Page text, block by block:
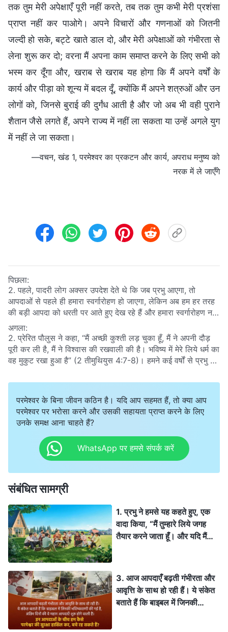
तक तुम मेरी अपेक्षाएँ पूरी नहीं करते, तब तक तुम कभी मेरी प्रशंसा
प्राप्त नहीं कर पाओगे। अपने विचारों और गणनाओं को जितनी
जल्दी हो सके, बट्टे खाते डाल दो, और मेरी अपेक्षाओं को गंभीरता से
लेना शुरू कर दो; वरना मैं अपना काम समाप्त करने के लिए सभी को
भस्म कर दूँगा और, खराब से खराब यह होगा कि मैं अपने वर्षों के
कार्य और पीड़ा को शून्य में बदल दूँ, क्योंकि मैं अपने शत्रुओं और उन
लोगों को, जिनसे बुराई की दुर्गंध आती है और जो अब भी वही पुराने
शैतान जैसे लगते हैं, अपने राज्य में नहीं ला सकता या उन्हें अगले युग
में नहीं ले जा सकता।
—वचन, खंड 1, परमेश्वर का प्रकटन और कार्य, अपराध मनुष्य को
नरक में ले जाएँगे
पिछला:
2. पहले, पादरी लोग अक्सर उपदेश देते थे कि जब प्रभु आएगा, तो
आपदाओं से पहले ही हमारा स्वर्गारोहण हो जाएगा, लेकिन अब हम हर तरह
की बड़ी आपदा को धरती पर आते हुए देख रहे हैं और हमारा स्वर्गारोहण नहीं
हुआ है। पादरियों का कहना है कि हमारे स्वर्गारोहण के नहीं होने का मतलब
है कि प्रभु अभी तक लौटा नहीं है, कि आपदाओं के बीच प्रभु हमारे सामने
प्रकट होगा, और हम आपदाओं के दौरान स्वर्गारोहण करेंगे। मुझे समझ में
नहीं आता : क्या हमारा स्वर्गारोहण आपदाओं से पहले किया जाएगा, या
उनके दौरान?
अगला:
2. प्रेरित पौलुस ने कहा, “मैं अच्छी कुश्ती लड़ चुका हूँ, मैं ने अपनी दौड़
पूरी कर ली है, मैं ने विश्‍वास की रखवाली की है। भविष्य में मेरे लिये धर्म का
वह मुकुट रखा हुआ है” (2 तीमुथियुस 4:7-8) । हमने कई वर्षों से प्रभु पर
काम करने में पौलुस का अनुकरण किया है। हमने सुसमाचार का प्रसार
और कलीसियाओं का निर्माण किया है, और हम प्रभु के नाम और प्रभु के
मार्ग के प्रति एकनिष्ठ रहे हैं। कोई संदेह नहीं है कि धार्मिकता का ताज़
हमारे लिए तैयार रखा जाएगा। जब तक हम प्रभु के लिए अपने प्रयास में
परिश्रमी हैं और प्रभु की वापसी की प्रतीक्षा करने में सजग हैं, हमारा स्वर्ग
के राज्य में सीधे ही स्वर्गारोहण किया जाएगा। क्या आप यह कह रहे हैं कि
हम जो अभ्यास करते हैं उसमें कोई त्रुटि है?
परमेश्वर के बिना जीवन कठिन है। यदि आप सहमत हैं, तो क्या आप
परमेश्वर पर भरोसा करने और उसकी सहायता प्राप्त करने के लिए
उनके समक्ष आना चाहते हैं?
WhatsApp पर हमसे संपर्क करें
संबंधित सामग्री
1. प्रभु ने हमसे यह कहते हुए, एक
वादा किया, “मैं तुम्हारे लिये जगह
तैयार करने जाता हूँ। और यदि मैं
जाऊँगा कि जहाँ मैं रहूँ वहाँ तुम भी
रहो” (यूहन्ना 14:2-3)। प्रभु यीशु
पुनर्जीवित हुआ और हमारे लिए एक
जगह तैयार करने के लिए स्वर्ग में
3. आज आपदाएँ बढ़ती गंभीरता और
आवृत्ति के साथ हो रही हैं। ये संकेत
बताते हैं कि बाइबल में जिनकी